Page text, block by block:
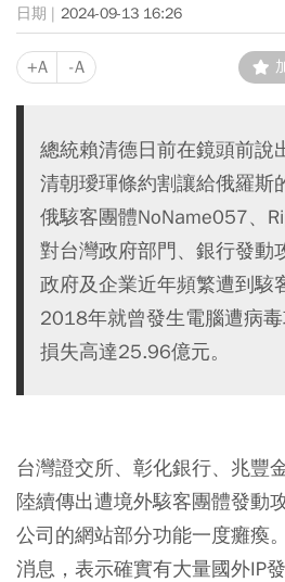
2024-09-13 16:26
+A -A
總統賴清德日前在鏡頭前說
清朝璦琿條約割讓給俄羅斯
俄駭客團體NoName057、
對台灣政府部門、銀行發動
政府及企業近年頻繁遭到駭
2018年就曾發生電腦遭病
損失高達25.96億元。
台灣證交所、彰化銀行、兆豐
陸續傳出遭境外駭客團體發動
公司的網站部分功能一度癱瘓
消息，表示確實有大量國外IP